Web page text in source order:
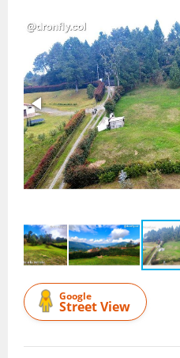
Google
Street View